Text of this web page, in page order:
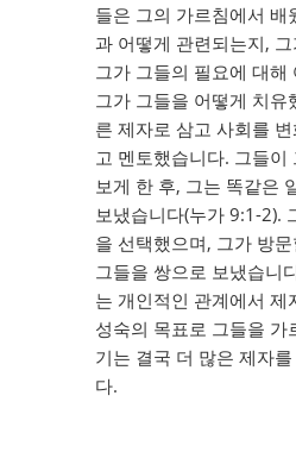
들은 그의 가르침에서
과 어떻게 관련되는지,
그가 그들의 필요에 대
그가 그들을 어떻게 치
른 제자로 삼고 사회를
고 멘토했습니다. 그들
보게 한 후, 그는 똑같은
보냈습니다(누가 9:1-2).
을 선택했으며, 그가 방
그들을 쌍으로 보냈습니
는 개인적인 관계에서 제
성숙의 목표로 그들을
기는 결국 더 많은 제자
다.